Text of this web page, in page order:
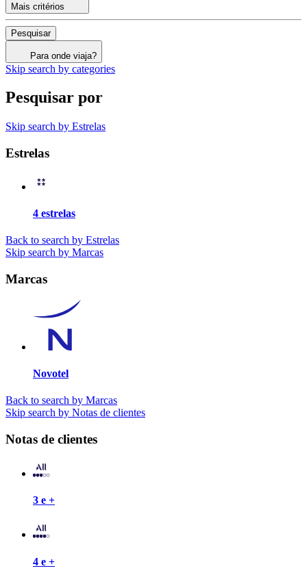
Mais critérios
Pesquisar
Para onde viaja?
Skip search by categories
Pesquisar por
Skip search by Estrelas
Estrelas
4 estrelas
Back to search by Estrelas
Skip search by Marcas
Marcas
Novotel
Back to search by Marcas
Skip search by Notas de clientes
Notas de clientes
3 e +
4 e +